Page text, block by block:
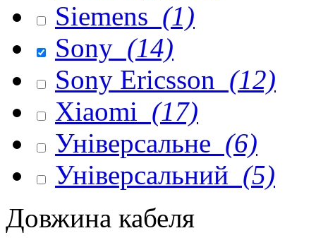
Siemens (1)
Sony (14)
Sony Ericsson (12)
Xiaomi (17)
Універсальне (6)
Універсальний (5)
Довжина кабеля